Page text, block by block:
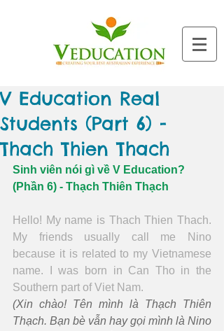
V Education Real
Students (Part 6) -
Thach Thien Thach
Sinh viên nói gì về V Education?
(Phần 6) - Thạch Thiên Thạch
Hello! My name is Thach Thien Thach.
My friends usually call me Nino
because it is related to my Vietnamese
name. I was born in Can Tho in the
Southern part of Viet Nam.
(Xin chào! Tên mình là Thạch Thiên
Thạch. Bạn bè vẫn hay gọi mình là Nino